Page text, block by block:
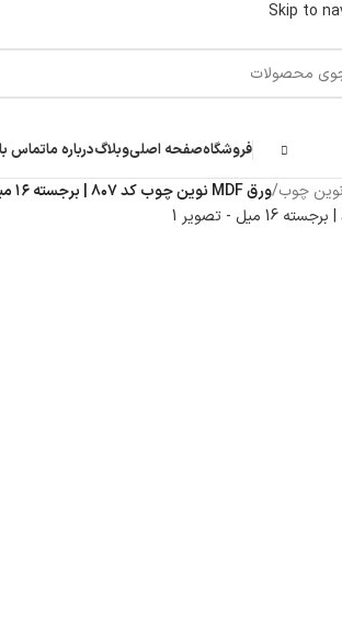
Skip to
فروشگاهصفحه اصلیوبلاگدرباره ماتماس
/ورق MDF نوین چوب کد ۸۰۷ | برجسته ۱۶ میل